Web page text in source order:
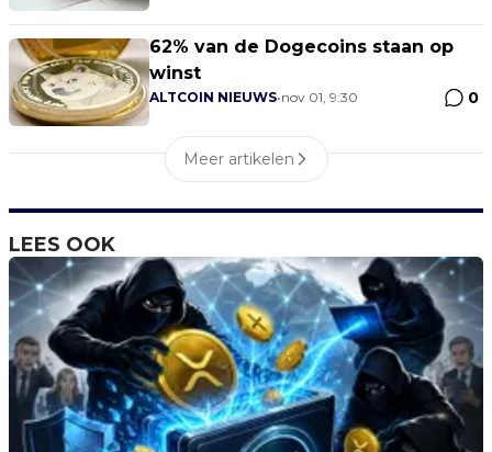
62% van de Dogecoins staan op
winst
ALTCOIN NIEUWS•nov 01, 9:30 0
Meer artikelen
LEES OOK